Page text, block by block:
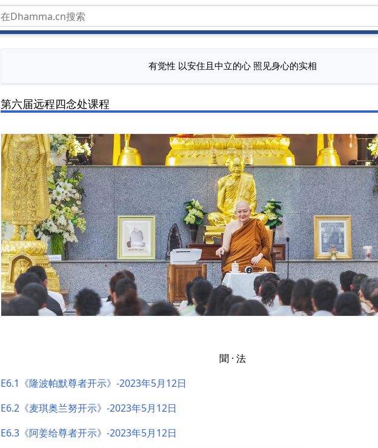
有觉性 以安住且中立的心 照见身心的实相
第六届远程四念处课程
聞 · 法
E6.1《隆波帕默尊者开示》-2023年5月12日
E6.2《麦琪奥兰努开示》-2023年5月12日
E6.3《阿姜给尊者开示》-2023年5月12日